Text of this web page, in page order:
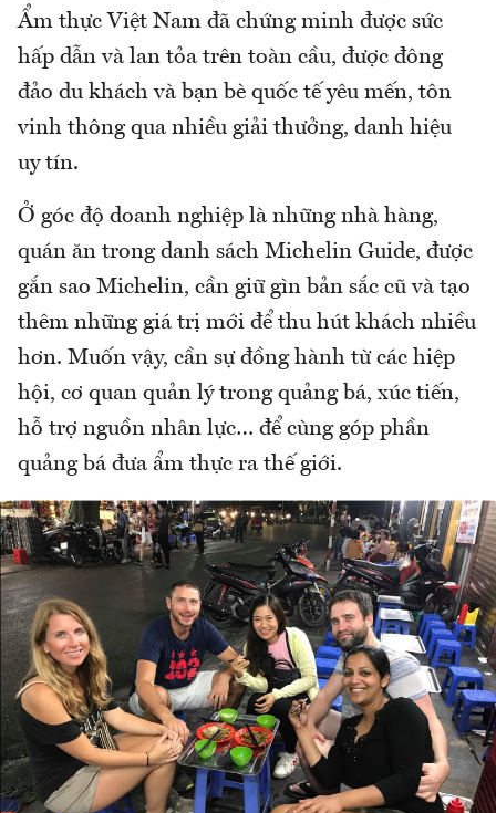
Ẩm thực Việt Nam đã chứng minh được sức
hấp dẫn và lan tỏa trên toàn cầu, được đông
đảo du khách và bạn bè quốc tế yêu mến, tôn
vinh thông qua nhiều giải thưởng, danh hiệu
uy tín.
Ở góc độ doanh nghiệp là những nhà hàng,
quán ăn trong danh sách Michelin Guide, được
gắn sao Michelin, cần giữ gìn bản sắc cũ và tạo
thêm những giá trị mới để thu hút khách nhiều
hơn. Muốn vậy, cần sự đồng hành từ các hiệp
hội, cơ quan quản lý trong quảng bá, xúc tiến,
hỗ trợ nguồn nhân lực… để cùng góp phần
quảng bá đưa ẩm thực ra thế giới.